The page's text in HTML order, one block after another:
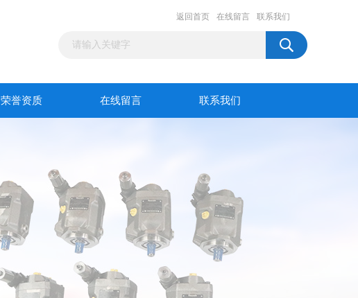
返回首页 在线留言 联系我们
荣誉资质 在线留言 联系我们